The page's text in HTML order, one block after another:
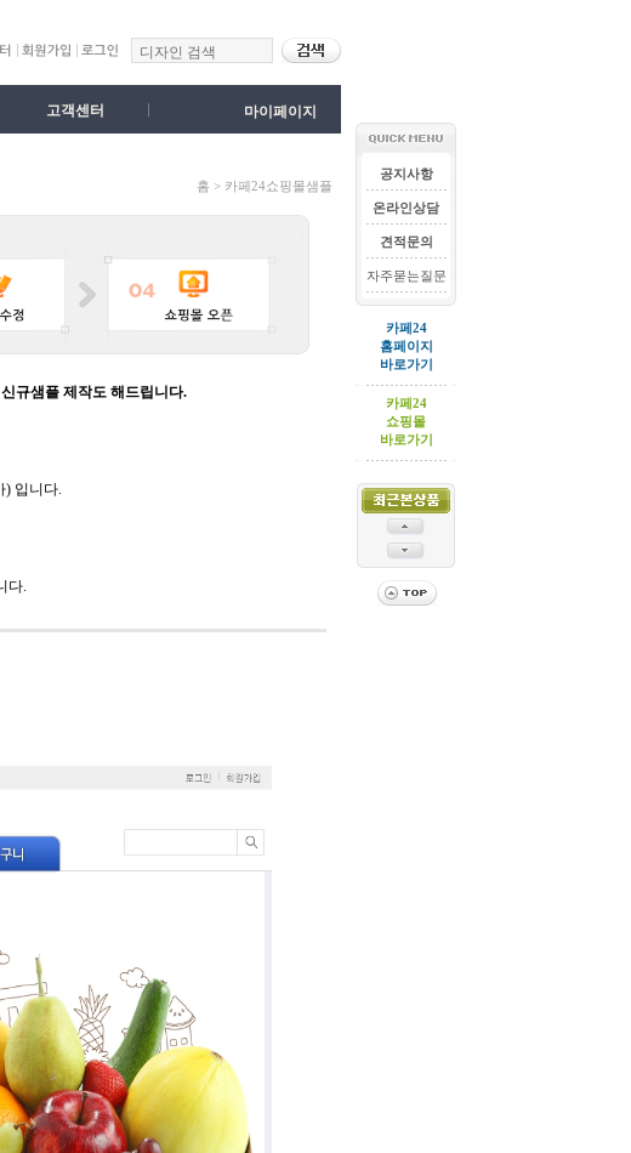
고객센터 마이페이지
홈 > 카페24쇼핑몰샘플
규샘플 제작도 해드립니다.
) 입니다.
다.
공지사항
온라인상담
견적문의
자주묻는질문
카페24
홈페이지
바로가기
카페24
쇼핑몰
바로가기